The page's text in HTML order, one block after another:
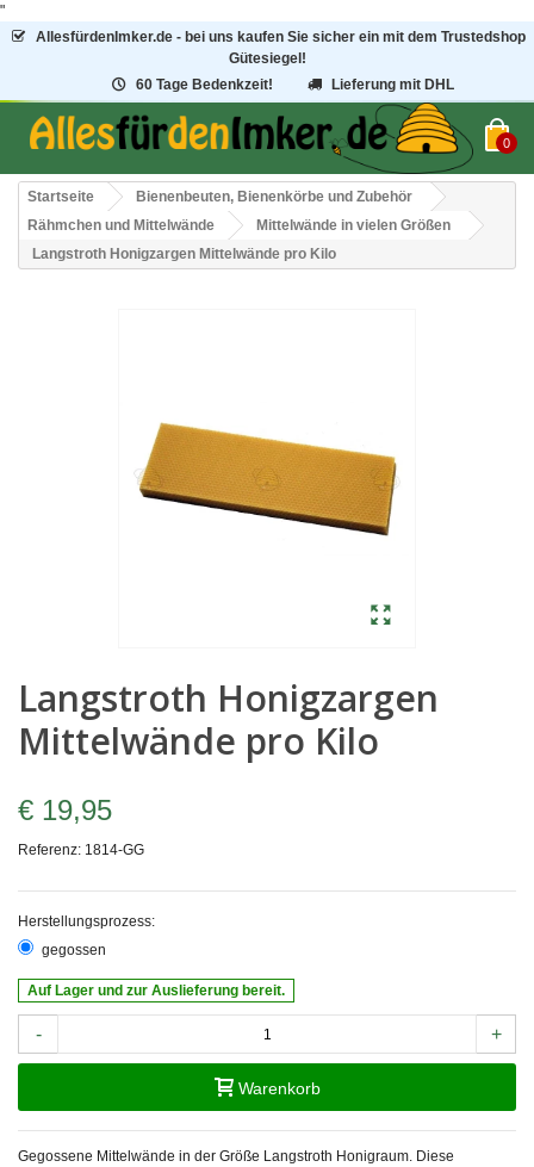
"
AllesfürdenImker.de - bei uns kaufen Sie sicher ein mit dem Trustedshop
Gütesiegel!
60 Tage Bedenkzeit!
Lieferung mit DHL
0
Startseite
Bienenbeuten, Bienenkörbe und Zubehör
Rähmchen und Mittelwände
Mittelwände in vielen Größen
Langstroth Honigzargen Mittelwände pro Kilo
Langstroth Honigzargen
Mittelwände pro Kilo
€ 19,95
Referenz: 1814-GG
Herstellungsprozess:
gegossen
Auf Lager und zur Auslieferung bereit.
- +
Warenkorb
Gegossene Mittelwände in der Größe Langstroth Honigraum. Diese